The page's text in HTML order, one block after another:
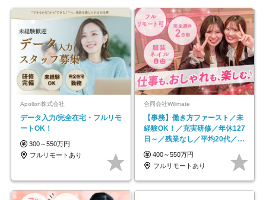
Apollon株式会社
データ入力/完全在宅・フルリモ
ートOK！
300～550万円
フルリモートあり
合同会社Willmate
【事務】働き方ファースト／未
経験OK！／充実研修／年休127
日～／残業なし／平均20代／リ
モートOK
400～550万円
フルリモートあり